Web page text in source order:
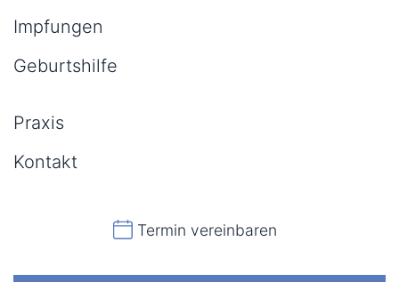
Impfungen
Geburtshilfe
Praxis
Kontakt
Termin vereinbaren